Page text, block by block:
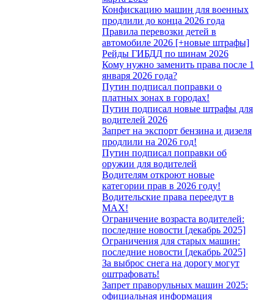
Конфискацию машин для военных
продлили до конца 2026 года
Правила перевозки детей в
автомобиле 2026 [+новые штрафы]
Рейды ГИБДД по шинам 2026
Кому нужно заменить права после 1
января 2026 года?
Путин подписал поправки о
платных зонах в городах!
Путин подписал новые штрафы для
водителей 2026
Запрет на экспорт бензина и дизеля
продлили на 2026 год!
Путин подписал поправки об
оружии для водителей
Водителям откроют новые
категории прав в 2026 году!
Водительские права переедут в
MAX!
Ограничение возраста водителей:
последние новости [декабрь 2025]
Ограничения для старых машин:
последние новости [декабрь 2025]
За выброс снега на дорогу могут
оштрафовать!
Запрет праворульных машин 2025:
официальная информация